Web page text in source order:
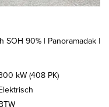
SOH 90% | Panoramadak |
kW (408 PK)